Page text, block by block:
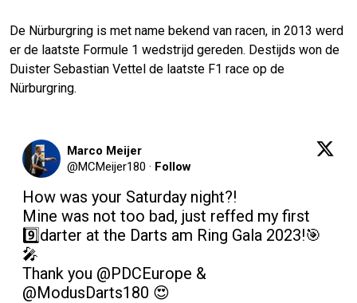
De Nürburgring is met name bekend van racen, in 2013 werd
er de laatste Formule 1 wedstrijd gereden. Destijds won de
Duister Sebastian Vettel de laatste F1 race op de
Nürburgring.
Marco Meijer
@MCMeijer180 · Follow
How was your Saturday night?!
Mine was not too bad, just reffed my first
9️⃣darter at the Darts am Ring Gala 2023!🎯
🎤
Thank you @PDCEurope
@ModusDarts180 😍